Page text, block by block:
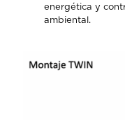
energética y
ambiental.